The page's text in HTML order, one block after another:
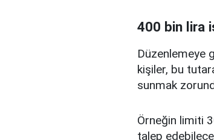
400 bin lira
Düzenlemeye
kişiler, bu
sunmak
Örneğin limiti
talep